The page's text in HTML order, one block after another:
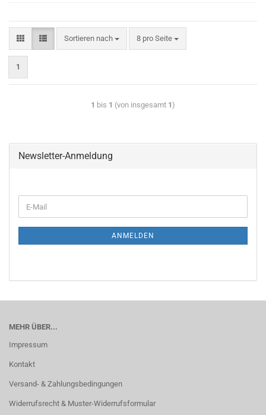
Sortieren nach 8 pro Seite
1
1 bis 1 (von insgesamt 1)
Newsletter-Anmeldung
ANMELDEN
MEHR ÜBER...
Impressum
Kontakt
Versand- & Zahlungsbedingungen
Widerrufsrecht & Muster-Widerrufsformular